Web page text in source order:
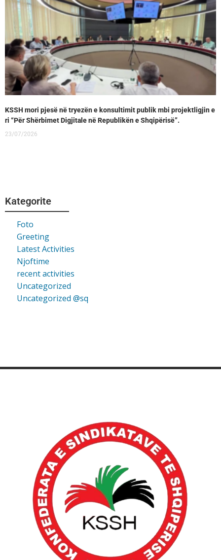
KSSH mori pjesë në tryezën e konsultimit publik mbi projektligjin e
ri “Për Shërbimet Digjitale në Republikën e Shqipërisë”.
23/07/2026
Kategorite
Foto
Greeting
Latest Activities
Njoftime
recent activities
Uncategorized
Uncategorized @sq